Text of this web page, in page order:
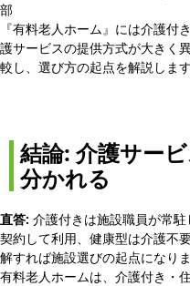
部
『有料老人ホーム』には介護
護サービスの提供方式が大きく
較し、選び方の起点を解説します
結論: 介護サー
分かれる
直答: 介護付きは施設職員が常
契約して利用、健康型は介護不
解すれば施設選びの起点になりま
有料老人ホームは、介護付き・